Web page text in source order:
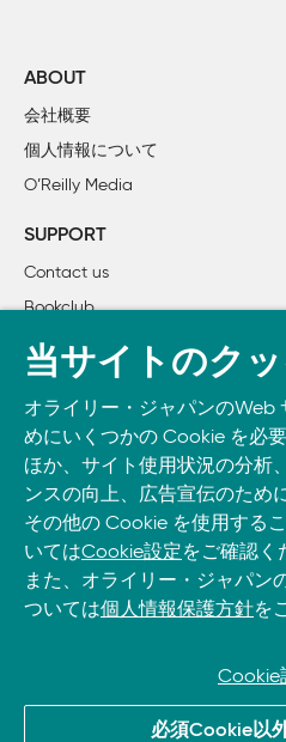
        2.4.2　JSONのパース
2.4.3　「クッキーカッ
    2.6　まとめ
3章　ゲームループの作成
    3.1　技術上の準備
3.2　最小限のアーキテクチ
3.2.1　Good? Bad? I'm the
3.2.2　階層アーキテクチ
3.2.3　browserモジュー
        3.2.4　画像のロード
    3.3　ゲームループの作成
3.3.1　
        3.3.2　Gameトレイト
3.3.3　タイムステップの
        3.3.4　アセットのロード
3.3.6　ゲームループの統
    3.4　キーボード入力の追加
    3.5　Red Hat Boyの操作
ABOUT
会社概要
個人情報について
O’Reilly Media
SUPPORT
Contact us
Bookclub
書籍注文
Take O’Reilly with you and learn
phone
and tablet.
© 2026, O’Reilly Japan, Inc.
当サイトのク
オライリー・ジャパンのWeb
めにいくつかの Cookie を必
ほか、サイト使用状況の分析
ンスの向上、広告宣伝のため
その他の Cookie を使用する
いてはCookie設定をご確認く
また、オライリー・ジャパン
ついては個人情報保護方針を
Cookie
必須Cookie以